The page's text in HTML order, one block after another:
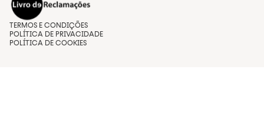
TERMOS E CONDIÇÕES
POLÍTICA DE PRIVACIDADE
POLÍTICA DE COOKIES